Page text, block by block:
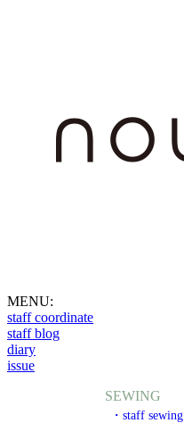
MENU:
staff coordinate
staff blog
diary
issue
SEWING
・staff sewing